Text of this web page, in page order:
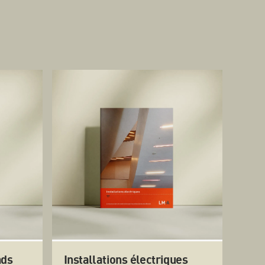
Installations électriques